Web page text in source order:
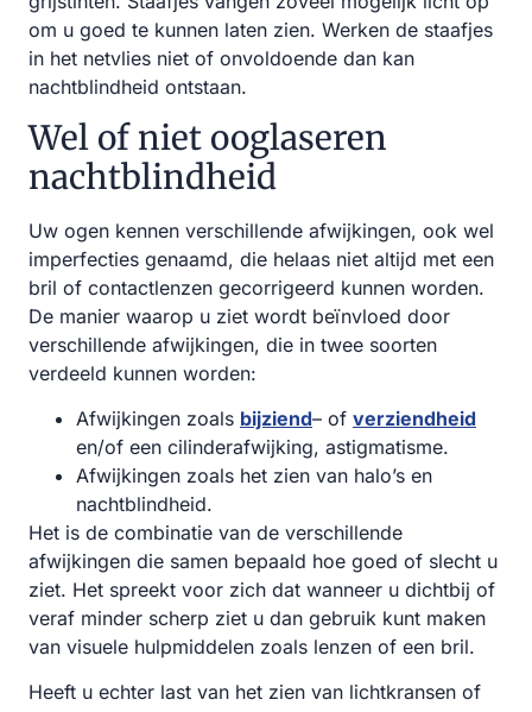
om u goed te kunnen laten zien. Werken de staafjes
in het netvlies niet of onvoldoende dan kan
nachtblindheid ontstaan.
Wel of niet ooglaseren
nachtblindheid
Uw ogen kennen verschillende afwijkingen, ook wel
imperfecties genaamd, die helaas niet altijd met een
bril of contactlenzen gecorrigeerd kunnen worden.
De manier waarop u ziet wordt beïnvloed door
verschillende afwijkingen, die in twee soorten
verdeeld kunnen worden:
Afwijkingen zoals bijziend– of verziendheid
en/of een cilinderafwijking, astigmatisme.
Afwijkingen zoals het zien van halo’s en
nachtblindheid.
Het is de combinatie van de verschillende
afwijkingen die samen bepaald hoe goed of slecht u
ziet. Het spreekt voor zich dat wanneer u dichtbij of
veraf minder scherp ziet u dan gebruik kunt maken
van visuele hulpmiddelen zoals lenzen of een bril.
Heeft u echter last van het zien van lichtkransen of